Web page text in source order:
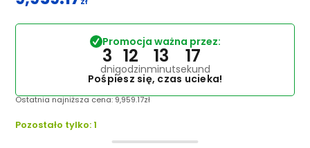
wynosiła:
Promocja ważna przez:
3
dni
12
godzin
13
minut
17
sekund
Pośpiesz się, czas ucieka!
Ostatnia najniższa cena:9,959.17zł
Pozostało tylko: 1